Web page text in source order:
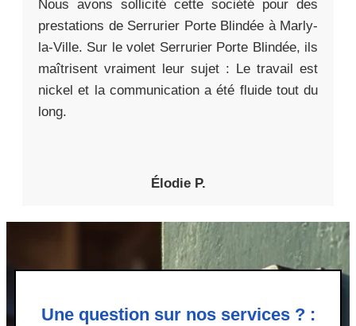
Nous avons sollicité cette société pour des
prestations de Serrurier Porte Blindée à Marly-
la-Ville. Sur le volet Serrurier Porte Blindée, ils
maîtrisent vraiment leur sujet : Le travail est
nickel et la communication a été fluide tout du
long.
Élodie P.
Une question sur nos services ? :